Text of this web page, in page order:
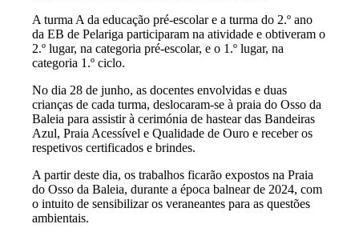
A turma A da educação pré-escolar e a turma do 2.º ano
da EB de Pelariga participaram na atividade e obtiveram o
2.º lugar, na categoria pré-escolar, e o 1.º lugar, na
categoria 1.º ciclo.
No dia 28 de junho, as docentes envolvidas e duas
crianças de cada turma, deslocaram-se à praia do Osso da
Baleia para assistir à cerimónia de hastear das Bandeiras
Azul, Praia Acessível e Qualidade de Ouro e receber os
respetivos certificados e brindes.
A partir deste dia, os trabalhos ficarão expostos na Praia
do Osso da Baleia, durante a época balnear de 2024, com
o intuito de sensibilizar os veraneantes para as questões
ambientais.